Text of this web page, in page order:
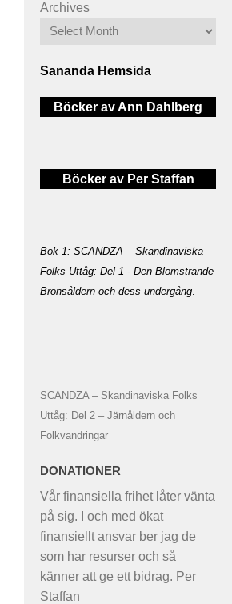
Archives
Sananda Hemsida
Böcker av Ann Dahlberg
Böcker av Per Staffan
Bok 1: SCANDZA – Skandinaviska
Folks Uttåg: Del 1 - Den Blomstrande
Bronsåldern och dess undergång.
SCANDZA – Skandinaviska Folks
Uttåg: Del 2 – Järnåldern och
Folkvandringar
DONATIONER
Vår finansiella frihet låter vänta
på sig. I och med ökat
finansiellt ansvar ber jag de
som har resurser och så
känner att ge ett bidrag. Per
Staffan